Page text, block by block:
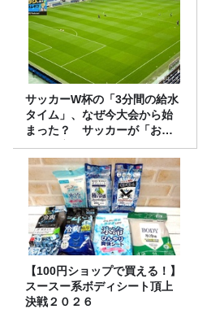
サッカーW杯の「3分間の給水
タイム」、なぜ今大会から始
まった？ サッカーが「お
金」に変わる仕組み
【100円ショップで買える！】
スースー系ボディシート頂上
決戦２０２６